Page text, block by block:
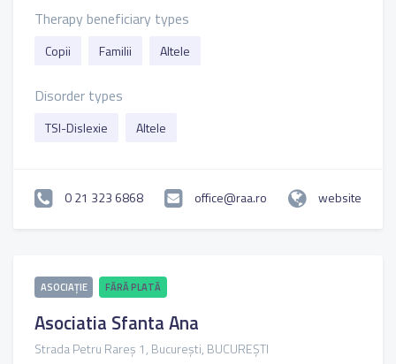
Therapy beneficiary types
Copii Familii Altele
Disorder types
TSI-Dislexie Altele
0 21 323 6868 office@raa.ro website
ASOCIAȚIE FĂRĂ PLATĂ
Asociatia Sfanta Ana
Strada Petru Rareș 1, București, BUCUREȘTI